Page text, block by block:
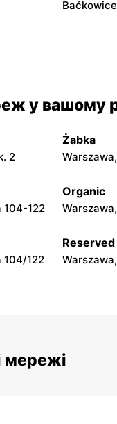
Jeżowe,
moje
moje
Jarosław,
у вашому
2
Żabka
104-122
Organic
104/122
Reserved
мережі